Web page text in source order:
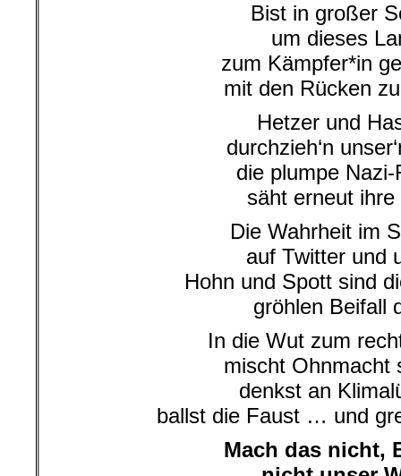
Bist in großer
um dieses
zum Kämpfer*in
mit den Rücken
Hetzer und
durchzieh‘n
die plumpe Nazi-
säht erneut ihre
Die Wahrheit im
auf Twitter und
Hohn und Spott sind
gröhlen Beifall
In die Wut zum
mischt Ohnmacht
denkst an
ballst die Faust … und
Mach das nicht,